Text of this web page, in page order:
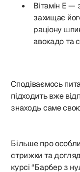
Вітамін Е —
захищає
раціону
авокадо та
Сподіваємось
підходить вже
знаходь саме
Більше про
стрижки та
курсі “Барбер з